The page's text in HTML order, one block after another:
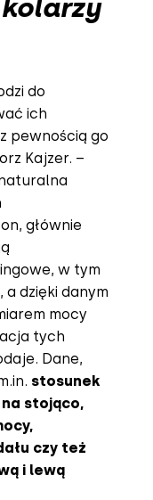
do
ich
pewnością go
Kajzer. –
głównie
w tym
, a dzięki danym
mocy
tych
Dane,
stosunek
stojąco,
czy też
i lewą